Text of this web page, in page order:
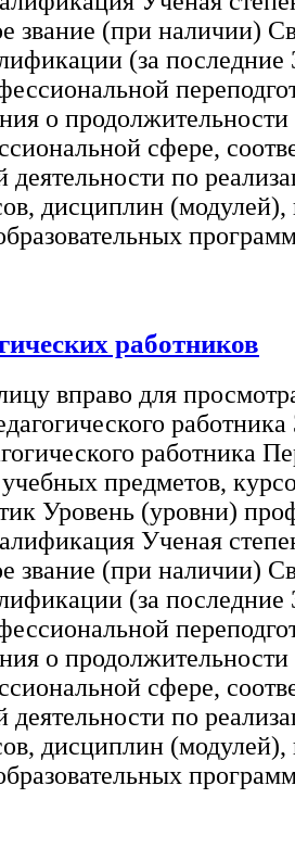
звание (при наличии)
(за последние
о
сфере,
деятельности по
дисциплин (модулей),
работников
вправо для
работника
работника
предметов,
Уровень (уровни)
Ученая
звание (при наличии)
(за последние
о
сфере,
деятельности по
дисциплин (модулей),